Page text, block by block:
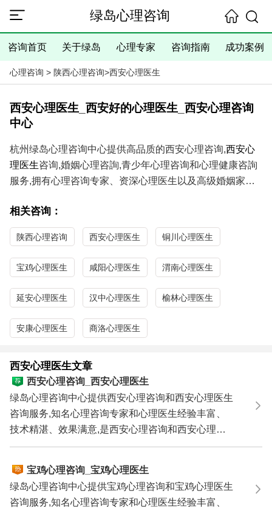
绿岛心理咨询
咨询首页 关于绿岛 心理专家 咨询指南 成功案例
心理咨询 > 陕西心理咨询>西安心理医生
西安心理医生_西安好的心理医生_西安心理咨询
中心
杭州绿岛心理咨询中心提供高品质的西安心理咨询,西安心
理医生咨询,婚姻心理咨詢,青少年心理咨询和心理健康咨詢
服务,拥有心理咨询专家、资深心理医生以及高级婚姻家庭
供咨询室当面咨询、电话咨询和在线咨询等咨询方式,是您
寻求西安心理咨询师和西安心理医生咨询的理想选择！
绿岛心理咨询服务内容：失眠症、抑郁症、强迫症、社交恐
惧症、焦虑症等心理障碍;失恋、夫妻矛盾、外遇出轨、婚
姻危机、挽救婚姻、情感困扰等婚姻情感问题;厌学、网
瘾、叛逆、早恋、学习压力等青少年问题;人际关系、职场
压力、职业规划、性心理障碍、以及心理性性功能障碍等。
心理咨询热线：0571－86433196
信同号）
安心理咨询师,西安心理医生,西安心理咨询中心,西安心理诊
所/心理医院,西安心理治疗,西安最好的心理咨询,西安最好的
心理医生,西安哪里有心理医生,西安心理咨询哪家好
相关咨询：
陕西心理咨询 西安心理医生 铜川心理医生
宝鸡心理医生 咸阳心理医生 渭南心理医生
延安心理医生 汉中心理医生 榆林心理医生
安康心理医生 商洛心理医生
西安心理医生文章
西安心理咨询_西安心理医生
绿岛心理咨询中心提供西安心理咨询和西安心理医生
咨询服务,知名心理咨询专家和心理医生经验丰富、
技术精湛、效果满意,是西安心理咨询和西安心理医
生咨询的理...
宝鸡心理咨询_宝鸡心理医生
绿岛心理咨询中心提供宝鸡心理咨询和宝鸡心理医生
咨询服务,知名心理咨询专家和心理医生经验丰富、